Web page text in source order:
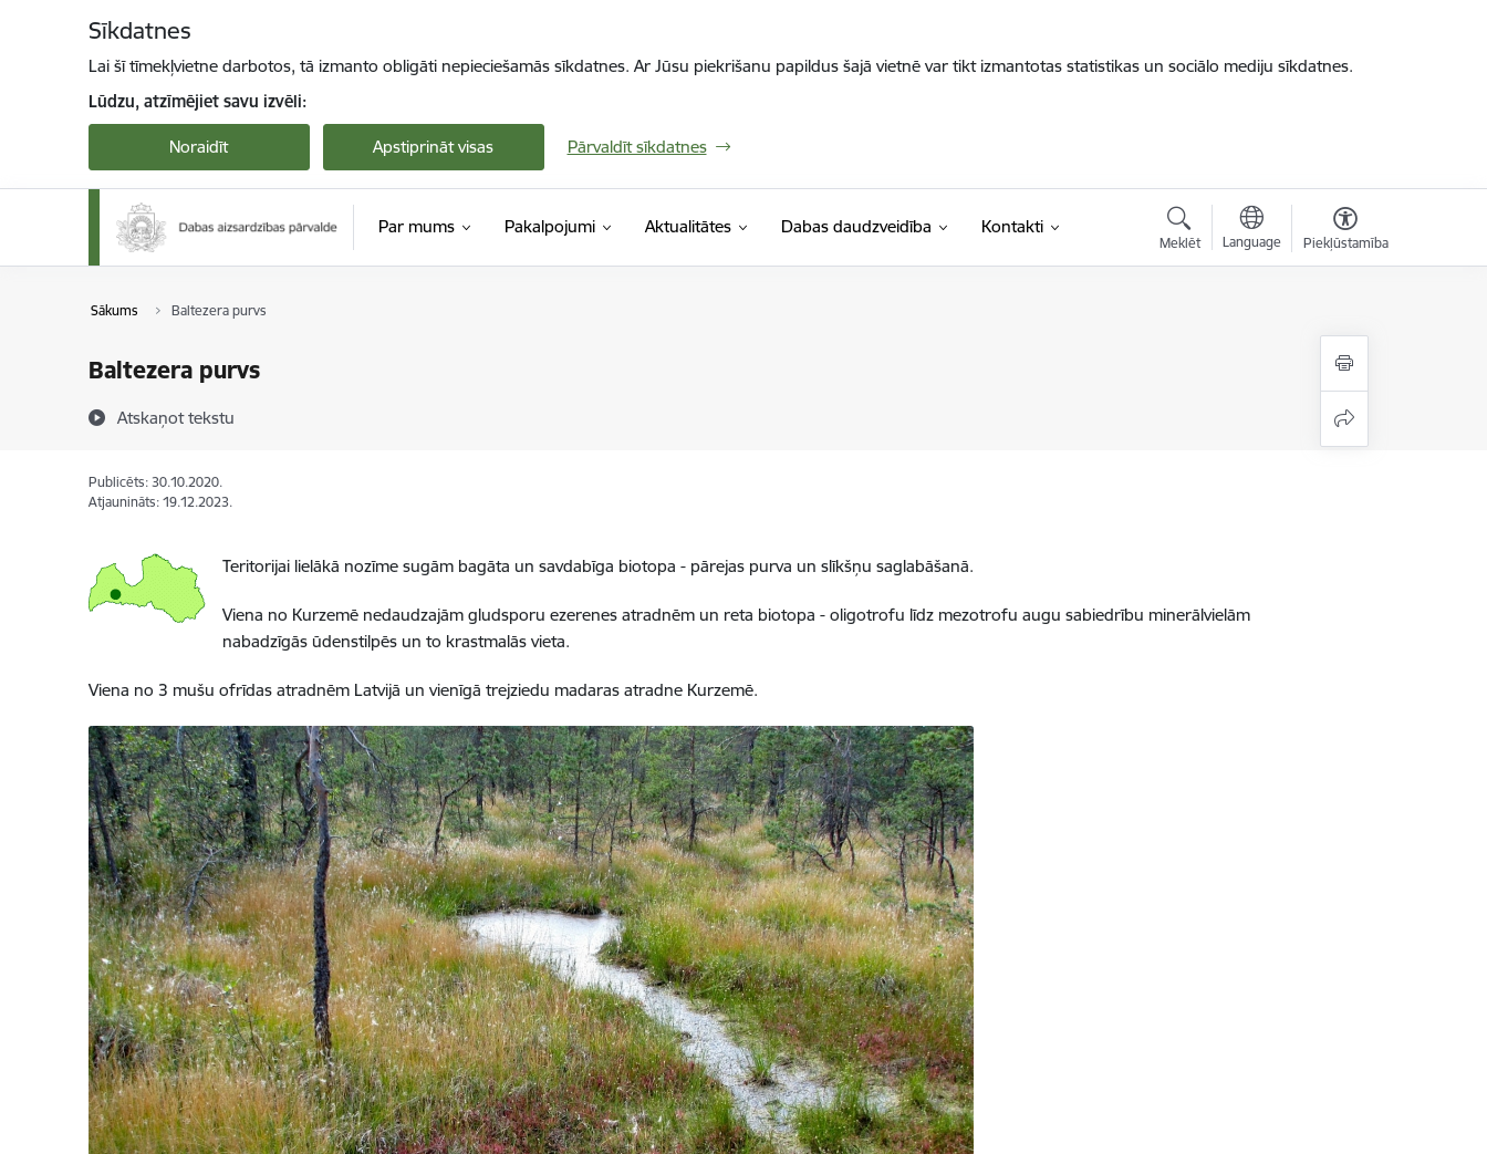
Sīkdatnes
Lai šī tīmekļvietne darbotos, tā izmanto obligāti nepieciešamās sīkdatnes. Ar Jūsu piekrišanu papildus šajā vietnē var tikt izmantotas statistikas un sociālo mediju sīkdatnes.
Lūdzu, atzīmējiet savu izvēli:
Noraidīt Apstiprināt visas Pārvaldīt sīkdatnes
Par mums Pakalpojumi Aktualitātes Dabas daudzveidība Kontakti
Meklēt Language Piekļūstamība
Sākums Baltezera purvs
Baltezera purvs
Atskaņot tekstu
Publicēts: 30.10.2020.
Atjaunināts: 19.12.2023.
Teritorijai lielākā nozīme sugām bagāta un savdabīga biotopa - pārejas purva un slīkšņu saglabāšanā.
Viena no Kurzemē nedaudzajām gludsporu ezerenes atradnēm un reta biotopa - oligotrofu līdz mezotrofu augu sabiedrību minerālvielām
nabadzīgās ūdenstilpēs un to krastmalās vieta.
Viena no 3 mušu ofrīdas atradnēm Latvijā un vienīgā trejziedu madaras atradne Kurzemē.